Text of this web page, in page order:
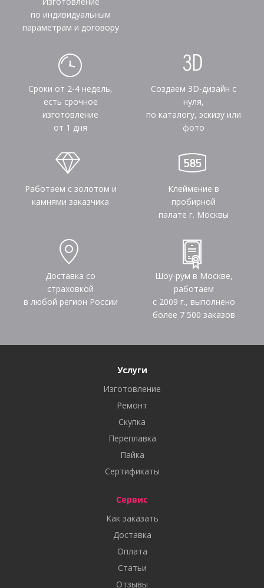
по индивидуальным
параметрам и договору
Сроки от 2-4 недель,
есть срочное
изготовление
от 1 дня
Создаем 3D-дизайн с
нуля,
по каталогу, эскизу или
фото
Работаем с золотом и
камнями заказчика
Клеймение в
пробирной
палате г. Москвы
Доставка со
страховкой
в любой регион России
Шоу-рум в Москве,
работаем
с 2009 г., выполнено
более 7 500 заказов
Услуги
Изготовление
Ремонт
Скупка
Переплавка
Пайка
Сертификаты
Сервис
Как заказать
Доставка
Оплата
Статьи
Отзывы